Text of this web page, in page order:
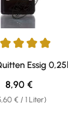
von 5 von
Essig 0,25l
€ / 1 Liter)
Regulärer Preis:
8,90 €